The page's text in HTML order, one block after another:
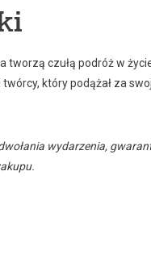
tworzą czułą podróż w
który podążał za
wydarzenia,